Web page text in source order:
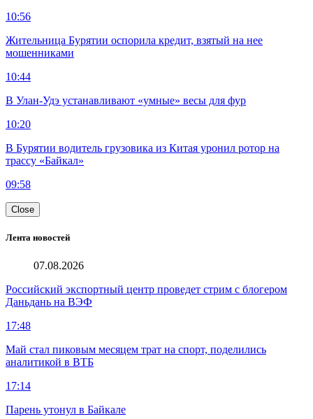
10:56
Жительница Бурятии оспорила кредит, взятый на нее
мошенниками
10:44
В Улан-Удэ устанавливают «умные» весы для фур
10:20
В Бурятии водитель грузовика из Китая уронил ротор на
трассу «Байкал»
09:58
Close
Лента новостей
07.08.2026
Российский экспортный центр проведет стрим с блогером
Даньдань на ВЭФ
17:48
Май стал пиковым месяцем трат на спорт, поделились
аналитикой в ВТБ
17:14
Парень утонул в Байкале